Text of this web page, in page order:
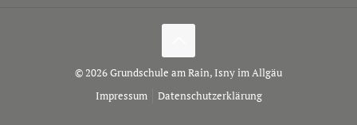
© 2026 Grundschule am Rain, Isny im Allgäu
Impressum
Datenschutzerklärung